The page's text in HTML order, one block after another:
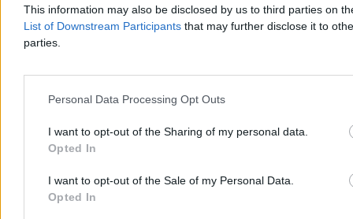
This information may also be disclosed by us to third parties on
List of Downstream Participants that may further disclose it to
parties.
Personal Data Processing Opt Outs
I want to opt-out of the Sharing of my personal data.
Opted In
I want to opt-out of the Sale of my Personal Data.
Opted In
Jemeńscy rebelianci Huti ogłosili, że przeprowadzili atak dronowy
na saudyjską rafinerię naftową Aramco w Dżizanie nad Morzem
Czerwonym. W zakładzie przetwarzającym 400 tys. baryłek ropy
zdarzeniu nikt nie ucierpiał.
Agnieszka Waś-Turecka
Dzisiaj 11:56